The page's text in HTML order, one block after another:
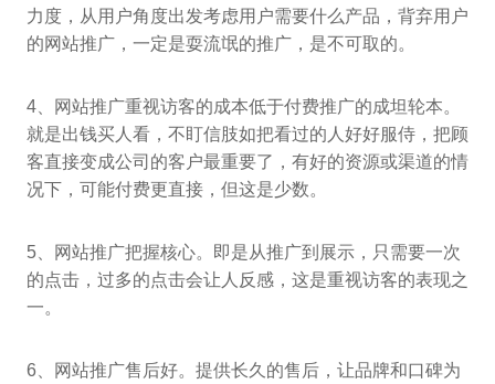
力度，从用户角度出发考虑用户需要什么产品，背弃用户
的网站推广，一定是耍流氓的推广，是不可取的。
4、网站推广重视访客的成本低于付费推广的成坦轮本。
就是出钱买人看，不盯信肢如把看过的人好好服侍，把顾
客直接变成公司的客户最重要了，有好的资源或渠道的情
况下，可能付费更直接，但这是少数。
5、网站推广把握核心。即是从推广到展示，只需要一次
的点击，过多的点击会让人反感，这是重视访客的表现之
一。
6、网站推广售后好。提供长久的售后，让品牌和口碑为